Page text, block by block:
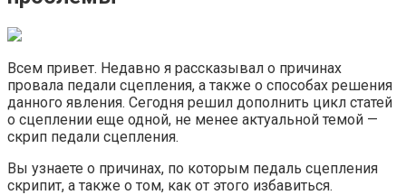
Всем привет. Недавно я рассказывал о причинах
провала педали сцепления, а также о способах решения
данного явления. Сегодня решил дополнить цикл статей
о сцеплении еще одной, не менее актуальной темой —
скрип педали сцепления.
Вы узнаете о причинах, по которым педаль сцепления
скрипит, а также о том, как от этого избавиться.